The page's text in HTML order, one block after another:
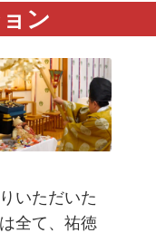
ン
いただいた
全て、祐徳